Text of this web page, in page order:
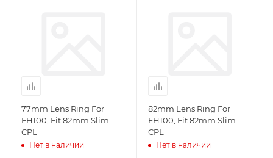
77mm Lens Ring For
FH100, Fit 82mm Slim
CPL
Нет в наличии
82mm Lens Ring For
FH100, Fit 82mm Slim
CPL
Нет в наличии